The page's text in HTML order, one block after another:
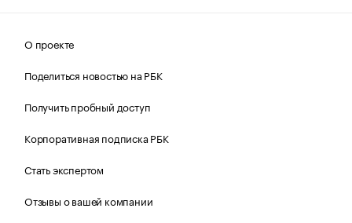
О проекте
Поделиться новостью на РБК
Получить пробный доступ
Корпоративная подписка РБК
Стать экспертом
Отзывы о вашей компании